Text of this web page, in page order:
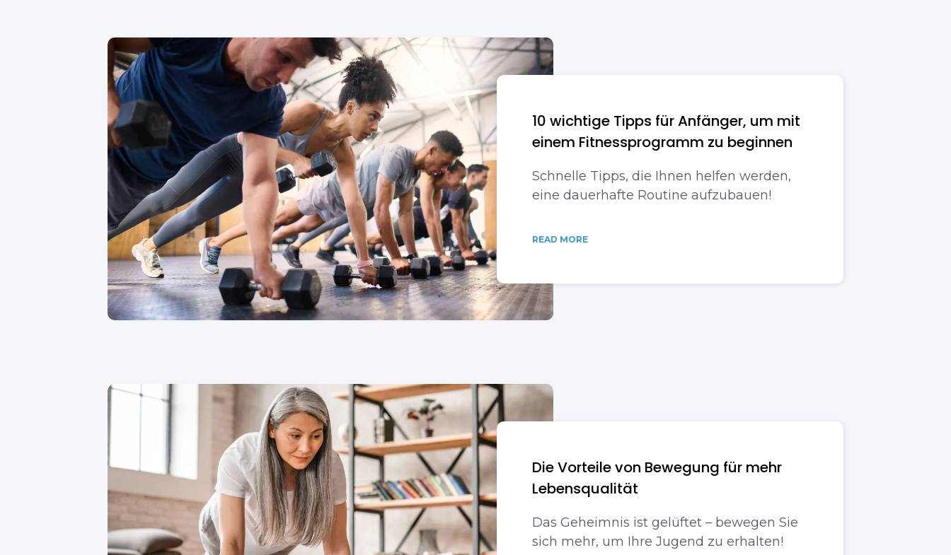
10 wichtige Tipps für Anfänger, um mit
einem Fitnessprogramm zu beginnen
Schnelle Tipps, die Ihnen helfen werden,
eine dauerhafte Routine aufzubauen!
READ MORE
Die Vorteile von Bewegung für mehr
Lebensqualität
Das Geheimnis ist gelüftet – bewegen Sie
sich mehr, um Ihre Jugend zu erhalten!